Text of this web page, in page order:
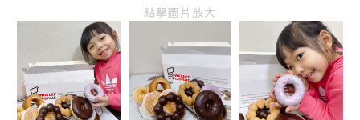
點擊圖片放大